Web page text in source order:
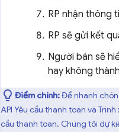
RP nhận thông
RP sẽ gửi kết
Người bán sẽ
hay không
Điểm chính:Để nhanh
API Yêu cầu thanh toán và
cầu thanh toán. Chúng tôi dự